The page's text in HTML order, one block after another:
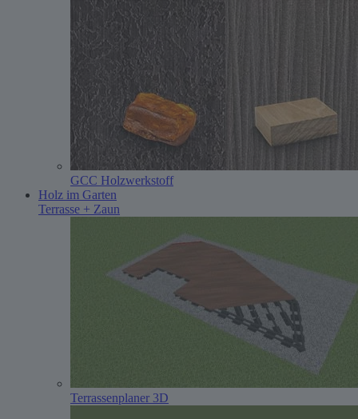
GCC Holzwerkstoff
Holz im Garten
Terrasse + Zaun
Terrassenplaner 3D